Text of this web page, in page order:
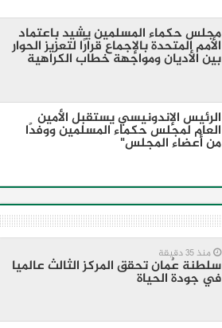
مجلس حكماء المسلمين يشيد باعتماد
الأمم المتحدة بالإجماع قرارًا لتعزيز الحوار
بين الأديان ومواجهة خطاب الكراهية
الرئيس الإندونيسي يستقبل الأمين
العام لمجلس حكماء المسلمين ووفدًا
من أعضاء المجلس"
منذ 35 دقيقة
سلطنة عٌمان تحقق المركز الثالث عالميا
في جودة الحياة